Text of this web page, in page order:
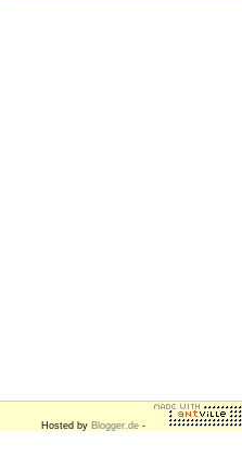
Hosted by Blogger.de-